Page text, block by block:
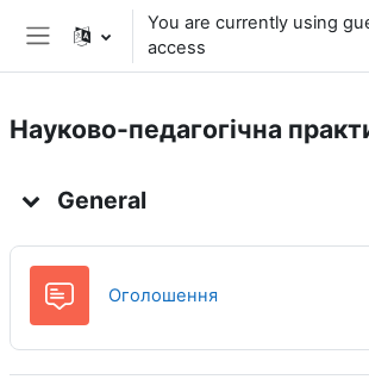
Skip to main content
Side panel
You are currently using
access
Науково-педагогічна
General
Оголошення